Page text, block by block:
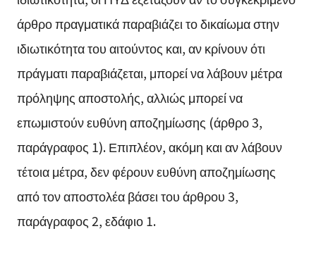
άρθρο πραγματικά παραβιάζει το δικαίωμα στην
ιδιωτικότητα του αιτούντος και, αν κρίνουν ότι
πράγματι παραβιάζεται, μπορεί να λάβουν μέτρα
πρόληψης αποστολής, αλλιώς μπορεί να
επωμιστούν ευθύνη αποζημίωσης (άρθρο 3,
παράγραφος 1). Επιπλέον, ακόμη και αν λάβουν
τέτοια μέτρα, δεν φέρουν ευθύνη αποζημίωσης
από τον αποστολέα βάσει του άρθρου 3,
παράγραφος 2, εδάφιο 1.